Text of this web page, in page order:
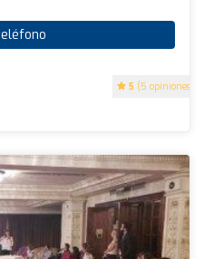
5 (5 opiniones)